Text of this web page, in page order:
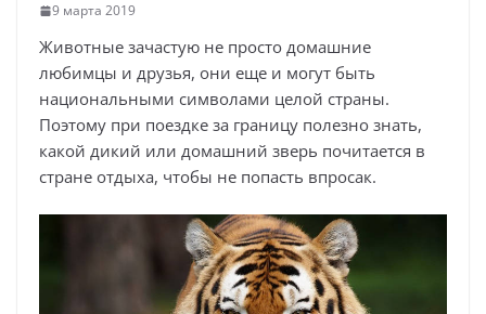
9 марта 2019
Животные зачастую не просто домашние
любимцы и друзья, они еще и могут быть
национальными символами целой страны.
Поэтому при поездке за границу полезно знать,
какой дикий или домашний зверь почитается в
стране отдыха, чтобы не попасть впросак.